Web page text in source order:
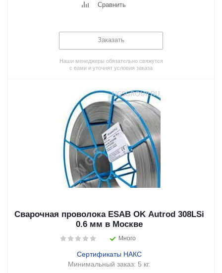
Сравнить
Заказать
Наши менеджеры обязательно свяжутся
с вами и уточнят условия заказа
Сварочная проволока ESAB OK Autrod 308LSi
0.6 мм в Москве
Много
Сертификаты НАКС
Минимальный заказ: 5 кг.